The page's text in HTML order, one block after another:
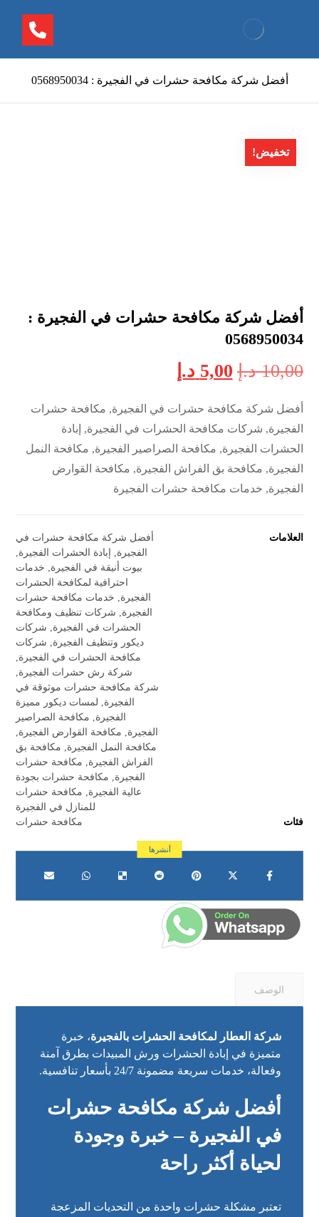
أفضل شركة مكافحة حشرات في الفجيرة : 0568950034
تخفيض!
أفضل شركة مكافحة حشرات في الفجيرة :
0568950034
10,00 د.إ 5,00 د.إ
أفضل شركة مكافحة حشرات في الفجيرة, مكافحة حشرات
الفجيرة, شركات مكافحة الحشرات في الفجيرة, إبادة
الحشرات الفجيرة, مكافحة الصراصير الفجيرة, مكافحة النمل
الفجيرة, مكافحة بق الفراش الفجيرة, مكافحة القوارض
الفجيرة, خدمات مكافحة حشرات الفجيرة
العلامات
أفضل شركة مكافحة حشرات في
الفجيرة
إبادة الحشرات الفجيرة
بيوت أنيقة في الفجيرة
خدمات
احترافية لمكافحة الحشرات
الفجيرة
خدمات مكافحة حشرات
الفجيرة
شركات تنظيف ومكافحة
الحشرات في الفجيرة
شركات
ديكور وتنظيف الفجيرة
شركات
مكافحة الحشرات في الفجيرة
شركة رش حشرات الفجيرة
شركة مكافحة حشرات موثوقة في
الفجيرة
لمسات ديكور مميزة
الفجيرة
مكافحة الصراصير
الفجيرة
مكافحة القوارض الفجيرة
مكافحة النمل الفجيرة
مكافحة بق
الفراش الفجيرة
مكافحة حشرات
الفجيرة
مكافحة حشرات بجودة
عالية الفجيرة
مكافحة حشرات
للمنازل في الفجيرة
فئات
مكافحة حشرات
الوصف
شركة العطار لمكافحة الحشرات بالفجيرة، خبرة
متميزة في إبادة الحشرات ورش المبيدات بطرق آمنة
وفعالة، خدمات سريعة مضمونة 24/7 بأسعار تنافسية.
أفضل شركة مكافحة حشرات
في الفجيرة – خبرة وجودة
لحياة أكثر راحة
تعتبر مشكلة حشرات واحدة من التحديات المزعجة